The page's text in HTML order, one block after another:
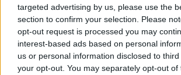
targeted advertising by us, please use the
section to confirm your selection. Please
opt-out request is processed you may
interest-based ads based on personal
us or personal information disclosed to
your opt-out. You may separately opt-out of